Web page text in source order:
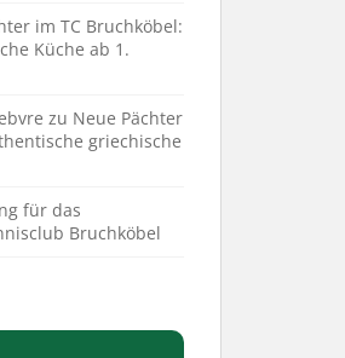
im TC Bruchköbel:
Küche ab 1.
zu Neue Pächter
griechische
für das
Bruchköbel